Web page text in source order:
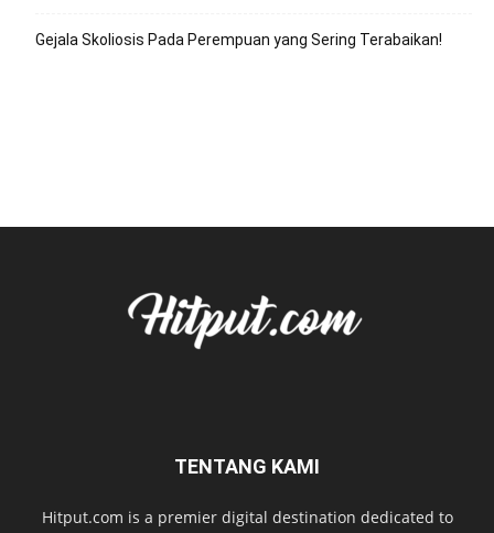
Gejala Skoliosis Pada Perempuan yang Sering Terabaikan!
TENTANG KAMI
Hitput.com is a premier digital destination dedicated to